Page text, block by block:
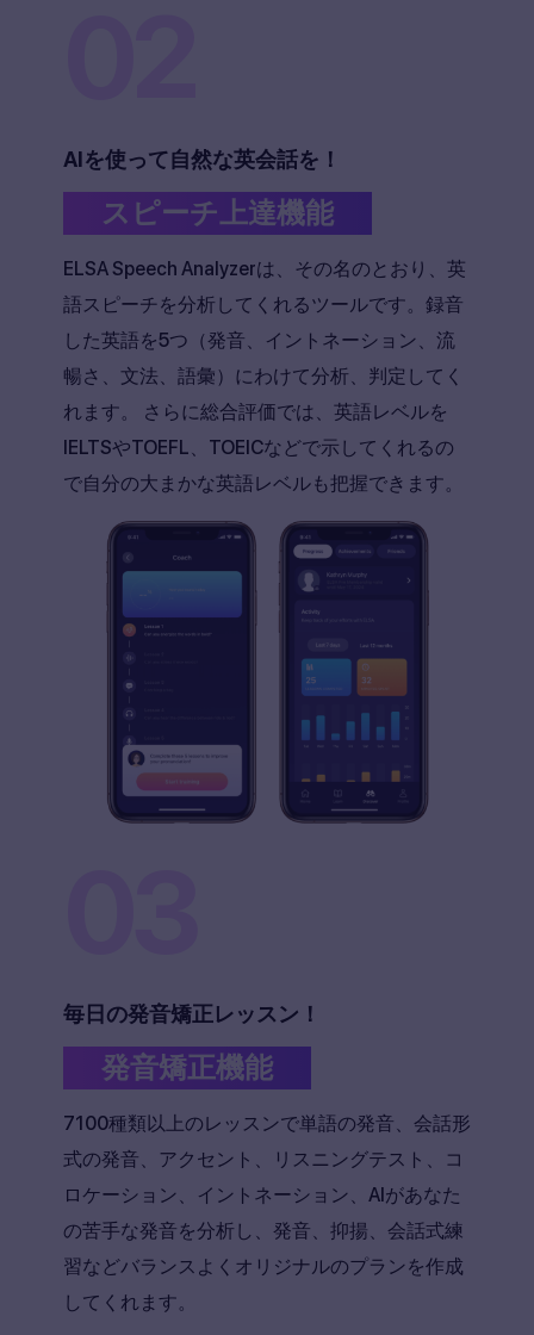
AIを使って自然な英会話を！
スピーチ上達機能
ELSA Speech Analyzerは、その名のとおり、英
語スピーチを分析してくれるツールです。録音
した英語を5つ（発音、イントネーション、流
暢さ、文法、語彙）にわけて分析、判定してく
れます。 さらに総合評価では、英語レベルを
IELTSやTOEFL、TOEICなどで示してくれるの
で自分の大まかな英語レベルも把握できます。
毎日の発音矯正レッスン！
発音矯正機能
7100種類以上のレッスンで単語の発音、会話形
式の発音、アクセント、リスニングテスト、コ
ロケーション、イントネーション、AIがあなた
の苦手な発音を分析し、発音、抑揚、会話式練
習などバランスよくオリジナルのプランを作成
してくれます。